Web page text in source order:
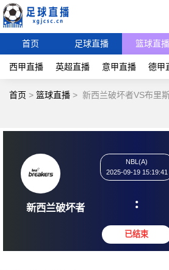
首页 足球直播 篮球直播
西甲直播 英超直播 意甲直播 德甲
首页 > 篮球直播 > 新西兰破坏者VS布里
新西兰破坏者
2025-09-